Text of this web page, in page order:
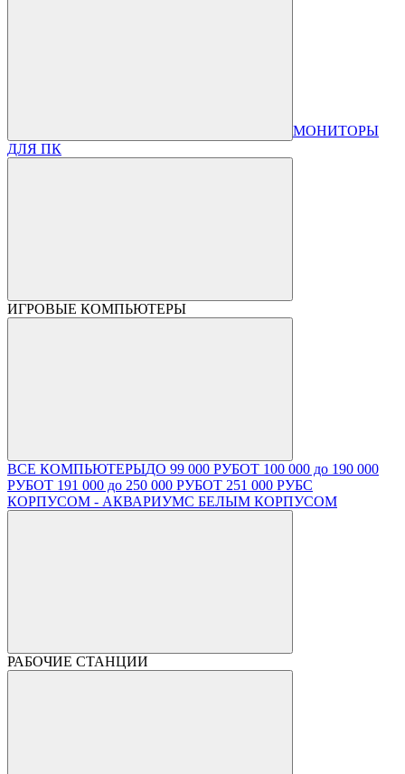
МОНИТОРЫ
ДЛЯ ПК
ИГРОВЫЕ КОМПЬЮТЕРЫ
ВСЕ КОМПЬЮТЕРЫДО 99 000 РУБОТ 100 000 до 190 000
РУБОТ 191 000 до 250 000 РУБОТ 251 000 РУБС
КОРПУСОМ - АКВАРИУМС БЕЛЫМ КОРПУСОМ
РАБОЧИЕ СТАНЦИИ